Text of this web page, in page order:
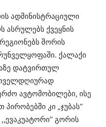
ადმინისტრაციული
ასრულებს ქვეყნის
შორის
ქალაქი
დატვირთულ
ავტომობილები, ისე
კი „ჯუბას’’
გორის